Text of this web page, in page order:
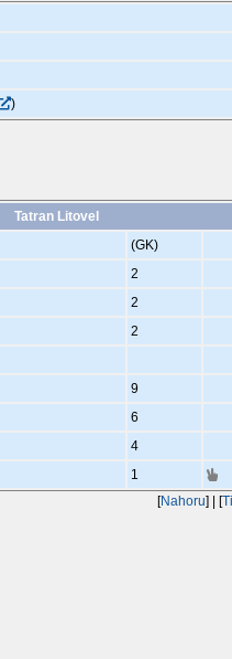
)
Tatran Litovel
(GK)
2
2
2
9
6
4
1
[Nahoru] | [